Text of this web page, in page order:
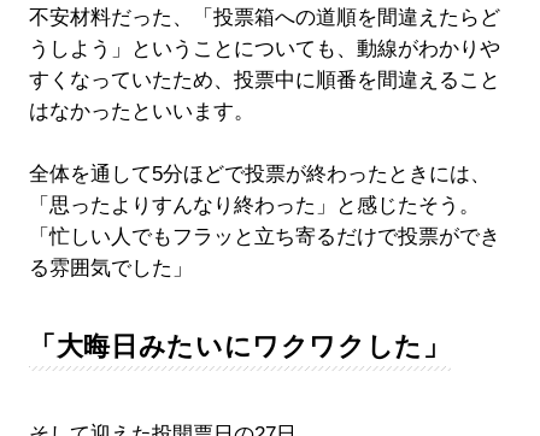
不安材料だった、「投票箱への道順を間違えたらど
うしよう」ということについても、動線がわかりや
すくなっていたため、投票中に順番を間違えること
はなかったといいます。
全体を通して5分ほどで投票が終わったときには、
「思ったよりすんなり終わった」と感じたそう。
「忙しい人でもフラッと立ち寄るだけで投票ができ
る雰囲気でした」
「大晦日みたいにワクワクした」